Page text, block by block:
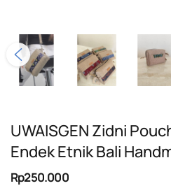
UWAISGEN Zidni
Endek Etnik Bali
Rp250.000